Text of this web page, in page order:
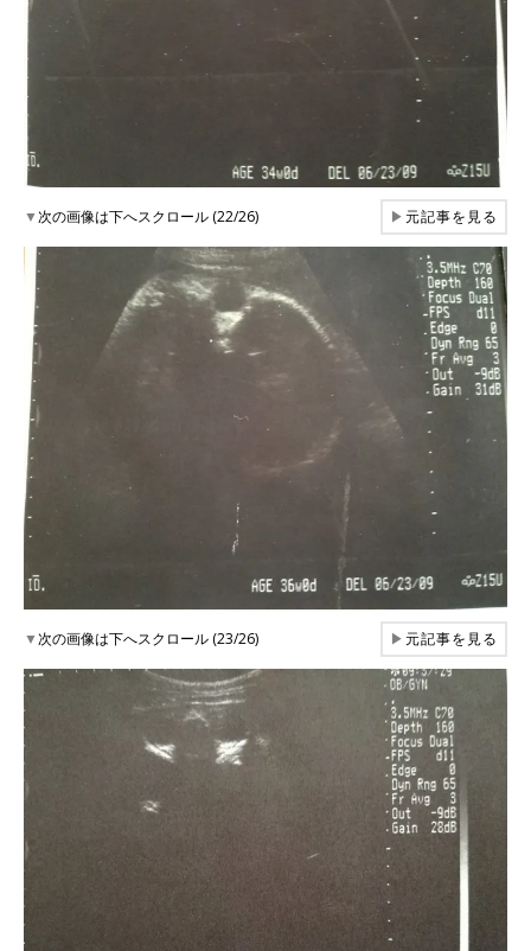
▼次の画像は下へスクロール (22/26) ▶元記事を見る
▼次の画像は下へスクロール (23/26) ▶元記事を見る